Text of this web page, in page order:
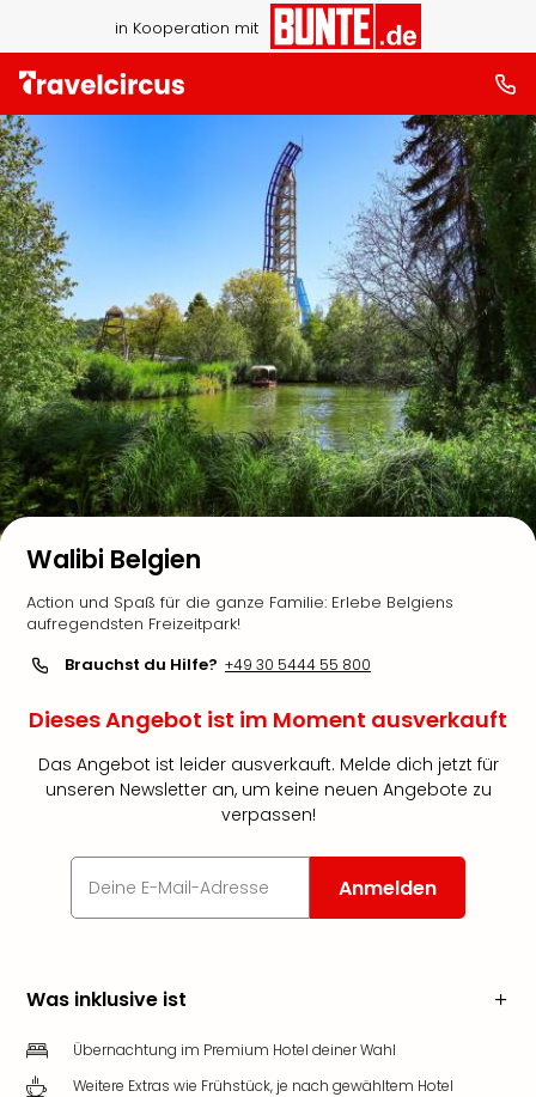
in Kooperation mit
Walibi Belgien
Action und Spaß für die ganze Familie: Erlebe Belgiens
aufregendsten Freizeitpark!
Brauchst du Hilfe? +49 30 5444 55 800
Dieses Angebot ist im Moment ausverkauft
Das Angebot ist leider ausverkauft. Melde dich jetzt für
unseren Newsletter an, um keine neuen Angebote zu
verpassen!
Anmelden
Was inklusive ist
Übernachtung im Premium Hotel deiner Wahl
Weitere Extras wie Frühstück, je nach gewähltem Hotel